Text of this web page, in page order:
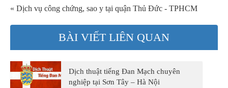
« Dịch vụ công chứng, sao y tại quận Thủ Đức - TPHCM
BÀI VIẾT LIÊN QUAN
Dịch thuật tiếng Đan Mạch chuyên
nghiệp tại Sơn Tây – Hà Nội